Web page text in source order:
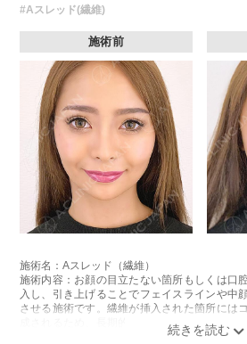
#Aスレッド(繊維)
施術前
施術名：Aスレッド（繊維）
施術内容：お顔の目立たない箇所もしくは口
入し、引き上げることでフェイスラインや中
させる施術です。繊維が挿入された箇所には
成されるため、長期的な美肌効果、肌質の改
みの予防効果が期待できます。